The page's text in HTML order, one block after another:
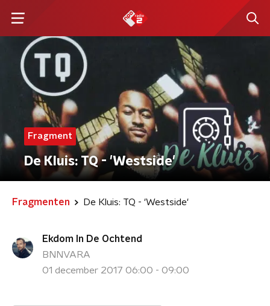
Fragment
De Kluis: TQ - 'Westside'
Fragmenten De Kluis: TQ - 'Westside'
Ekdom In De Ochtend
BNNVARA
01 december 2017 06:00 - 09:00